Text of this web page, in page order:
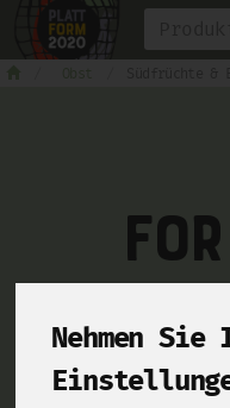
Nehmen
Produkt
Click here